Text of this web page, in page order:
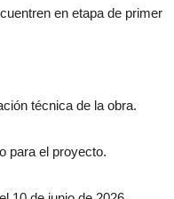
en etapa de primer
técnica de la obra.
para el proyecto.